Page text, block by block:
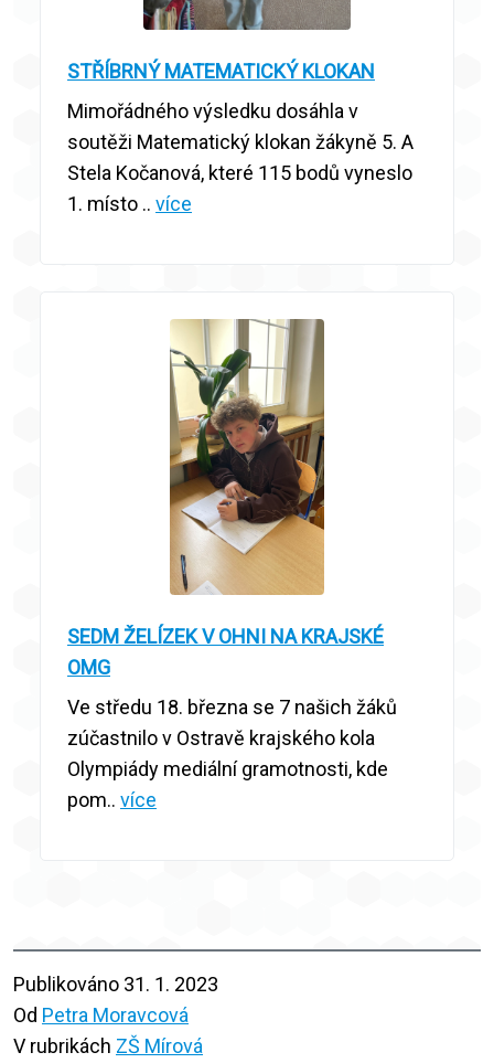
STŘÍBRNÝ MATEMATICKÝ KLOKAN
Mimořádného výsledku dosáhla v
soutěži Matematický klokan žákyně 5. A
Stela Kočanová, které 115 bodů vyneslo
1. místo .. více
SEDM ŽELÍZEK V OHNI NA KRAJSKÉ
OMG
Ve středu 18. března se 7 našich žáků
zúčastnilo v Ostravě krajského kola
Olympiády mediální gramotnosti, kde
pom.. více
Publikováno 31. 1. 2023
Od Petra Moravcová
V rubrikách ZŠ Mírová